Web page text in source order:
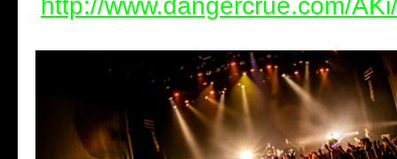
http://www.dangercrue.com/AKi/